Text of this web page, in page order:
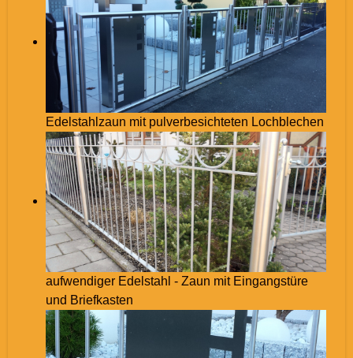
Edelstahlzaun mit pulverbesichteten Lochblechen
aufwendiger Edelstahl - Zaun mit Eingangstüre
und Briefkasten